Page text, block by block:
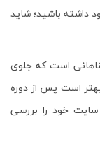
داشته باشید؛ شاید
است که جلوی
است پس از دوره
سایت خود را بررسی